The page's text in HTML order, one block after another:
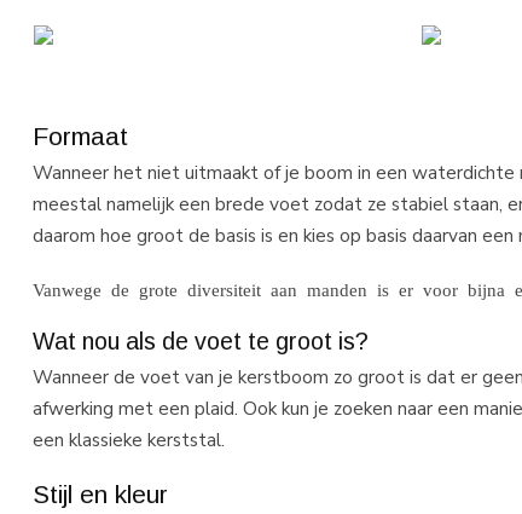
Formaat
Wanneer het niet uitmaakt of je boom in een
meestal namelijk een brede voet zodat ze stabiel staan,
daarom hoe groot de basis is en kies op basis daarvan een
Vanwege de grote diversiteit aan manden is er voor bijna
Wat nou als de voet te groot is?
Wanneer de voet van je kerstboom zo groot is dat er
afwerking met een plaid. Ook kun je zoeken naar een
een klassieke kerststal.
Stijl en kleur